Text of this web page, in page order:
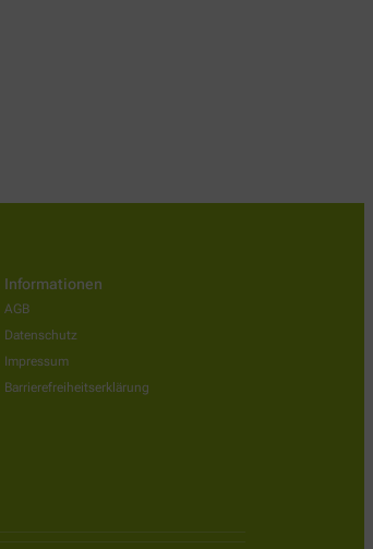
Informationen
AGB
Datenschutz
Impressum
Barrierefreiheitserklärung